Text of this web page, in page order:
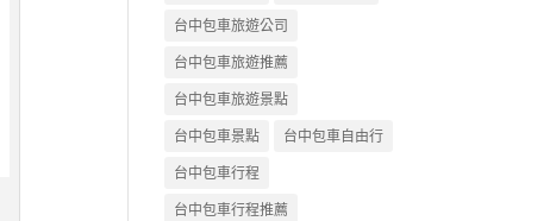
台中包車旅遊公司
台中包車旅遊推薦
台中包車旅遊景點
台中包車景點
台中包車自由行
台中包車行程
台中包車行程推薦